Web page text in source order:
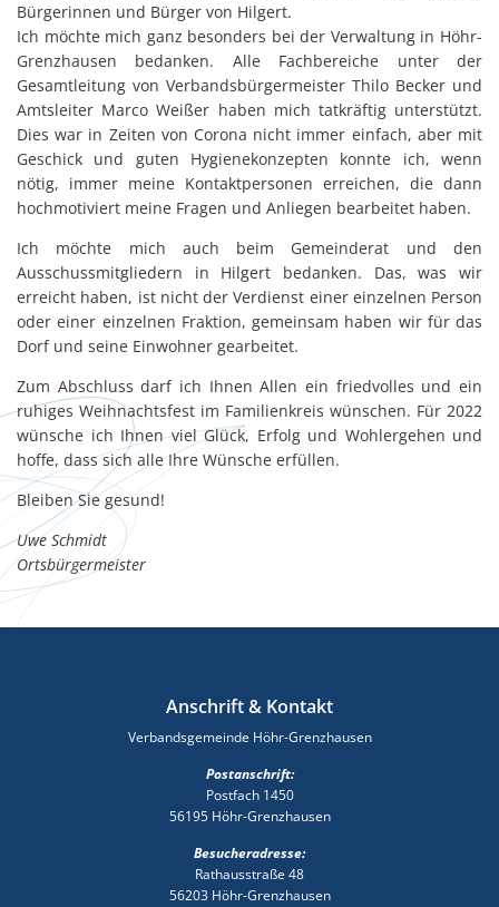
Bürgerinnen und Bürger von Hilgert.
Ich möchte mich ganz besonders bei der Verwaltung in Höhr-
Grenzhausen bedanken. Alle Fachbereiche unter der
Gesamtleitung von Verbandsbürgermeister Thilo Becker und
Amtsleiter Marco Weißer haben mich tatkräftig unterstützt.
Dies war in Zeiten von Corona nicht immer einfach, aber mit
Geschick und guten Hygienekonzepten konnte ich, wenn
nötig, immer meine Kontaktpersonen erreichen, die dann
hochmotiviert meine Fragen und Anliegen bearbeitet haben.
Ich möchte mich auch beim Gemeinderat und den
Ausschussmitgliedern in Hilgert bedanken. Das, was wir
erreicht haben, ist nicht der Verdienst einer einzelnen Person
oder einer einzelnen Fraktion, gemeinsam haben wir für das
Dorf und seine Einwohner gearbeitet.
Zum Abschluss darf ich Ihnen Allen ein friedvolles und ein
ruhiges Weihnachtsfest im Familienkreis wünschen. Für 2022
wünsche ich Ihnen viel Glück, Erfolg und Wohlergehen und
hoffe, dass sich alle Ihre Wünsche erfüllen.
Bleiben Sie gesund!
Uwe Schmidt
Ortsbürgermeister
Anschrift & Kontakt
Verbandsgemeinde Höhr-Grenzhausen
Postanschrift:
Postfach 1450
56195 Höhr-Grenzhausen
Besucheradresse:
Rathausstraße 48
56203 Höhr-Grenzhausen